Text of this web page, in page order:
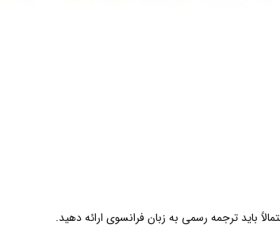
باید ترجمه رسمی به زبان فرانسوی ارائه دهید.